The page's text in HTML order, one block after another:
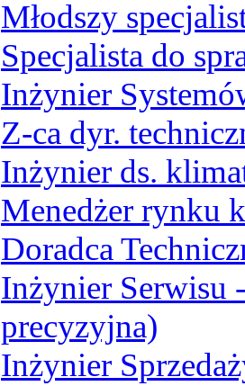
Młodszy
Specjalista do
Inżynier
Z-ca dyr.
Inżynier ds.
Menedżer rynku
Doradca
Inżynier Serwisu
precyzyjna)
Inżynier